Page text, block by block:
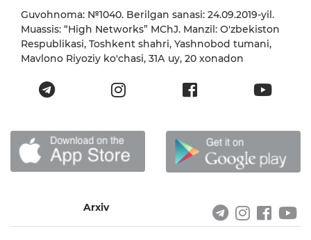
Guvohnoma: №1040. Berilgan sanasi: 24.09.2019-yil.
Muassis: “High Networks” MChJ. Manzil: O'zbekiston
Respublikasi, Toshkent shahri, Yashnobod tumani,
Mavlono Riyoziy ko'chasi, 31А uy, 20 xonadon
Arxiv